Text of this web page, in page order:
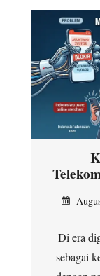
Di era
sebagai